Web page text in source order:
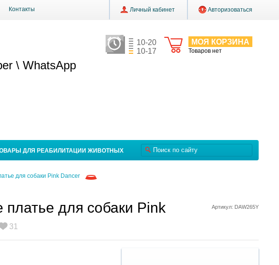
Контакты Личный кабинет Авторизоваться
МОЯ КОРЗИНА
Товаров нет
10-20
10-17
\ WhatsApp
ДЛЯ РЕАБИЛИТАЦИИ ЖИВОТНЫХ
для собаки Pink Dancer
Артикул: DAW265Y
платье для собаки Pink
31